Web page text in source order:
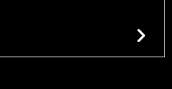
chevron_right